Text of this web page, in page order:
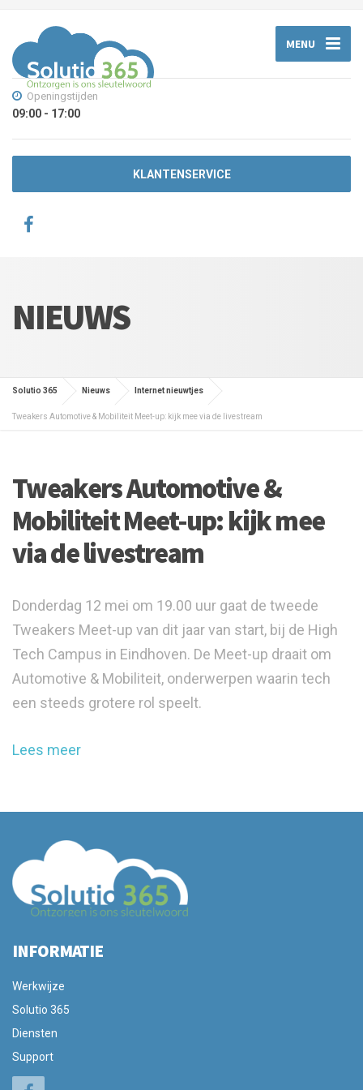
MENU
Openingstijden
09:00 - 17:00
KLANTENSERVICE
NIEUWS
Solutio 365 Nieuws Internet nieuwtjes
Tweakers Automotive & Mobiliteit Meet-up: kijk mee via de livestream
Tweakers Automotive &
Mobiliteit Meet-up: kijk mee
via de livestream
Donderdag 12 mei om 19.00 uur gaat de tweede
Tweakers Meet-up van dit jaar van start, bij de High
Tech Campus in Eindhoven. De Meet-up draait om
Automotive & Mobiliteit, onderwerpen waarin tech
een steeds grotere rol speelt.
Lees meer
INFORMATIE
Werkwijze
Solutio 365
Diensten
Support